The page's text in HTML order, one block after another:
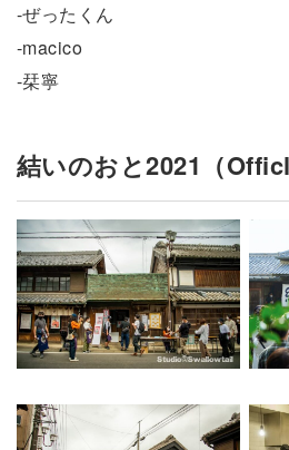
-ぜったくん
-macico
-栞寧
結いのおと2021（